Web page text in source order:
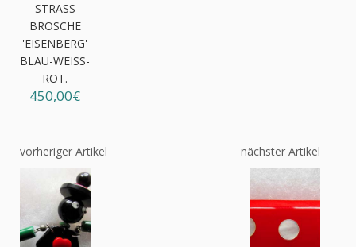
STRASS
BROSCHE
'EISENBERG'
BLAU-WEISS-R
OT.
450,00€
vorheriger Artikel nächster Artikel